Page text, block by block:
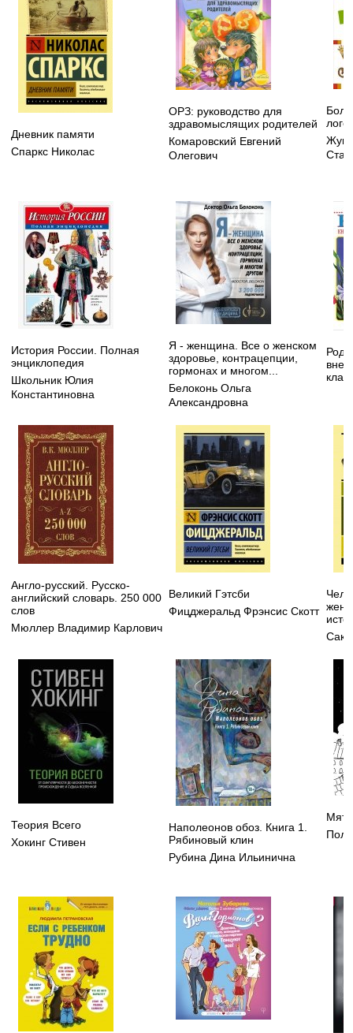
Дневник памяти
Спаркс Николас
ОРЗ: руководство для
здравомыслящих родителей
Комаровский Евгений
Олегович
История России. Полная
энциклопедия
Школьник Юлия
Константиновна
Я - женщина. Все о женском
здоровье, контрацепции,
гормонах и многом...
Белоконь Ольга
Александровна
Англо-русский. Русско-
английский словарь. 250 000
слов
Мюллер Владимир Карлович
Великий Гэтсби
Фицджеральд Фрэнсис Скотт жену
Теория Всего
Хокинг Стивен
Наполеонов обоз. Книга 1.
Рябиновый клин
Рубина Дина Ильинична